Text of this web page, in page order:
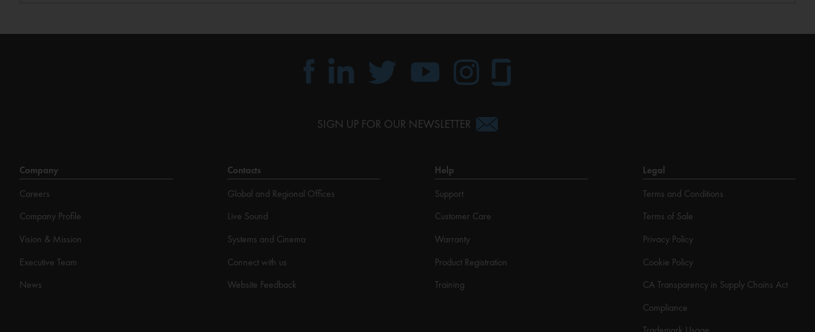
SIGN UP FOR OUR NEWSLETTER
Company
Careers
Company Profile
Vision & Mission
Executive Team
News
Contacts
Global and Regional Offices
Live Sound
Systems and Cinema
Connect with us
Website Feedback
Help
Support
Customer Care
Warranty
Product Registration
Training
Legal
Terms and Conditions
Terms of Sale
Privacy Policy
Cookie Policy
CA Transparency in Supply Chains Act
Compliance